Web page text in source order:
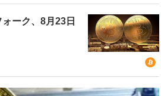
ーク、8月23日